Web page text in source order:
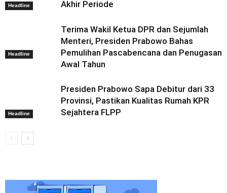
Headline
Akhir Periode
Headline
Terima Wakil Ketua DPR dan Sejumlah
Menteri, Presiden Prabowo Bahas
Pemulihan Pascabencana dan Penugasan
Awal Tahun
Headline
Presiden Prabowo Sapa Debitur dari 33
Provinsi, Pastikan Kualitas Rumah KPR
Sejahtera FLPP